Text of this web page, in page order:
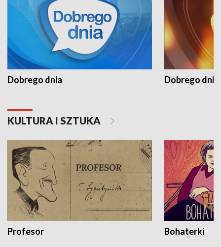
Dobrego dnia Dobrego dnia
KULTURA I SZTUKA
Profesor Bohaterki